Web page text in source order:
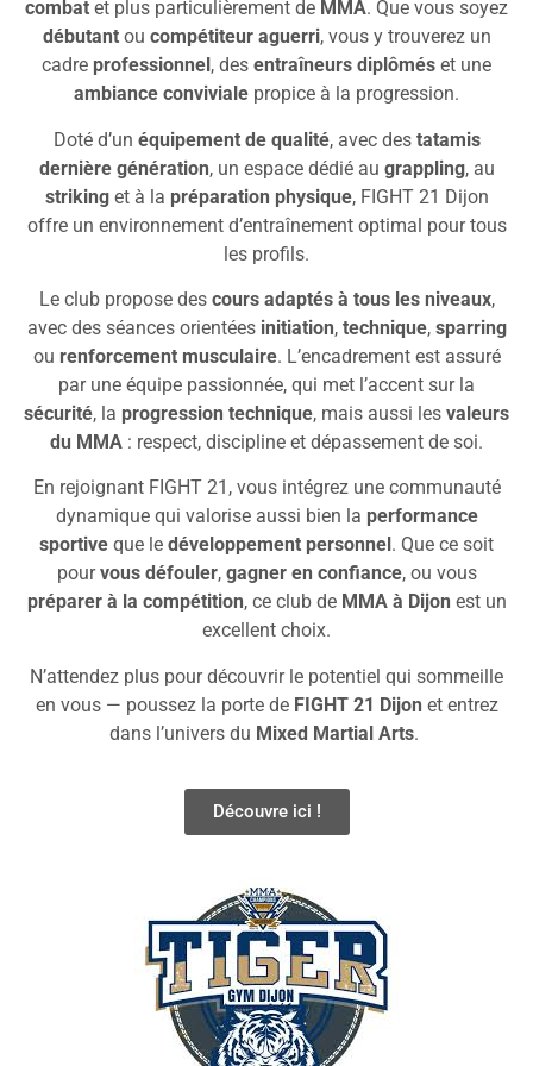
combat et plus particulièrement de MMA. Que vous soyez
débutantou compétiteur aguerri, vous y trouverez un
cadre professionnel , des entraîneurs diplômés et une
ambiance conviviale propice à la progression.
Doté d’un équipement de qualité, avec des tatamis
dernière génération, un espace dédié au grappling, au
strikinget à la préparation physique, FIGHT 21 Dijon
offre un environnement d’entraînement optimal pour tous
les profils.
Le club propose des cours adaptés à tous les niveaux,
avec des séances orientées initiation, technique, sparring
ou renforcement musculaire. L’encadrement est assuré
par une équipe passionnée, qui met l’accent sur la
sécurité, la progression technique, mais aussi les valeurs
du MMA : respect, discipline et dépassement de soi.
En rejoignant FIGHT 21, vous intégrez une communauté
dynamique qui valorise aussi bien la performance
sportive que le développement personnel . Que ce soit
pourvous défouler, gagner en confiance, ou vous
préparer à la compétition, ce club de MMA à Dijon est un
excellent choix.
N’attendez plus pour découvrir le potentiel qui sommeille
en vous — poussez la porte de FIGHT 21 Dijon et entrez
dans l’univers du Mixed Martial Arts.
Découvre ici !